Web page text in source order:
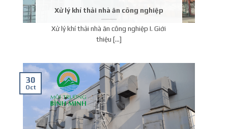
Xử lý khí thải nhà ăn công nghiệp
Xử lý khí thải nhà ăn công nghiệp I. Giới
thiệu [...]
30
Oct